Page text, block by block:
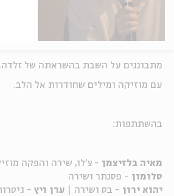
מתבוננים על השבת בהשראתה של זלדה,
עם מוזיקה ומילים שחודרות אל הלב.
בהשתתפות:
מאיה בלזיצמן - צ'לו, שירה והפקה
סלומון - פסנתר ושירה
יהוא ירון - בס ושירה | ערן ויץ -